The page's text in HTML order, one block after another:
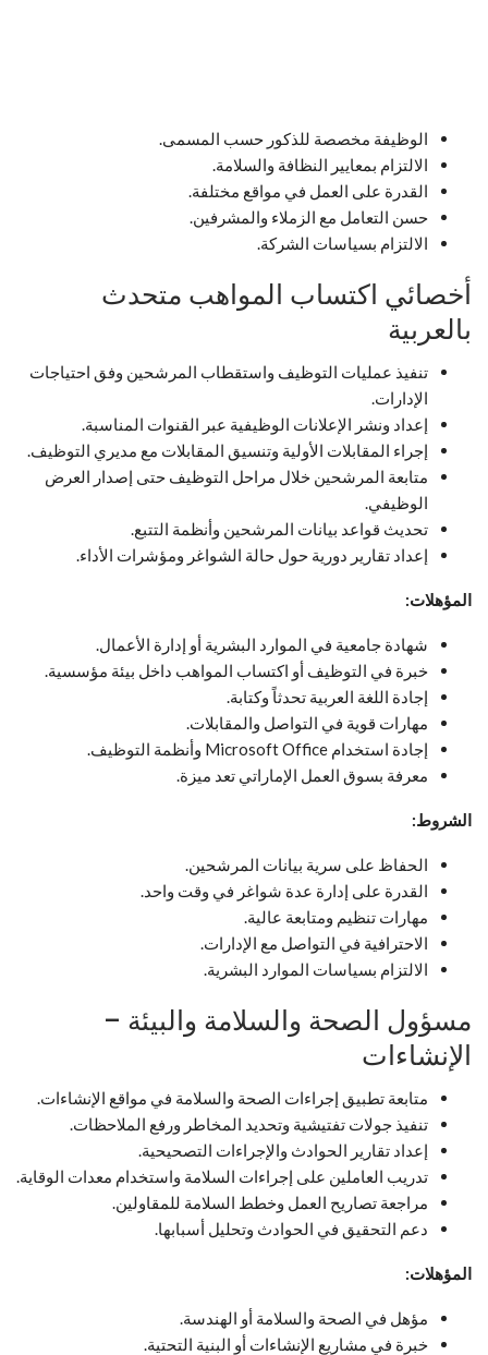
الوظيفة مخصصة للذكور حسب المسمى.
الالتزام بمعايير النظافة والسلامة.
القدرة على العمل في مواقع مختلفة.
حسن التعامل مع الزملاء والمشرفين.
الالتزام بسياسات الشركة.
أخصائي اكتساب المواهب متحدث
بالعربية
تنفيذ عمليات التوظيف واستقطاب المرشحين وفق احتياجات
الإدارات.
إعداد ونشر الإعلانات الوظيفية عبر القنوات المناسبة.
إجراء المقابلات الأولية وتنسيق المقابلات مع مديري التوظيف.
متابعة المرشحين خلال مراحل التوظيف حتى إصدار العرض
الوظيفي.
تحديث قواعد بيانات المرشحين وأنظمة التتبع.
إعداد تقارير دورية حول حالة الشواغر ومؤشرات الأداء.
المؤهلات:
شهادة جامعية في الموارد البشرية أو إدارة الأعمال.
خبرة في التوظيف أو اكتساب المواهب داخل بيئة مؤسسية.
إجادة اللغة العربية تحدثاً وكتابة.
مهارات قوية في التواصل والمقابلات.
إجادة استخدام Microsoft Office وأنظمة التوظيف.
معرفة بسوق العمل الإماراتي تعد ميزة.
الشروط:
الحفاظ على سرية بيانات المرشحين.
القدرة على إدارة عدة شواغر في وقت واحد.
مهارات تنظيم ومتابعة عالية.
الاحترافية في التواصل مع الإدارات.
الالتزام بسياسات الموارد البشرية.
مسؤول الصحة والسلامة والبيئة –
الإنشاءات
متابعة تطبيق إجراءات الصحة والسلامة في مواقع الإنشاءات.
تنفيذ جولات تفتيشية وتحديد المخاطر ورفع الملاحظات.
إعداد تقارير الحوادث والإجراءات التصحيحية.
تدريب العاملين على إجراءات السلامة واستخدام معدات الوقاية.
مراجعة تصاريح العمل وخطط السلامة للمقاولين.
دعم التحقيق في الحوادث وتحليل أسبابها.
المؤهلات:
مؤهل في الصحة والسلامة أو الهندسة.
خبرة في مشاريع الإنشاءات أو البنية التحتية.